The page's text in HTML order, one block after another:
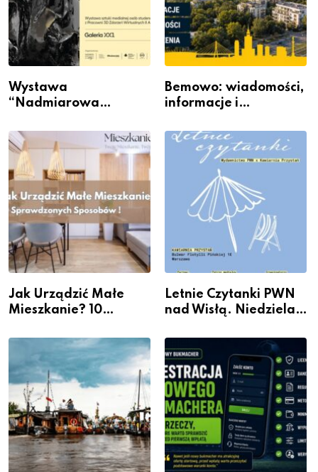
Wystawa
“Nadmiarowa
Galerii XX1
Bemowo: wiadomości,
informacje i
Jak Urządzić Małe
Mieszkanie? 10
Przestrzeni Bez
Kosztownego Remontu
Letnie Czytanki PWN
nad Wisłą. Niedziela z
dla siebie